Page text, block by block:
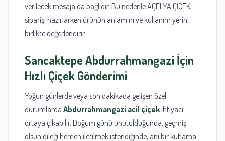
verilecek mesaja da bağlıdır. Bu nedenle AÇELYA ÇİÇEK,
siparişi hazırlarken ürünün anlamını ve kullanım yerini
birlikte değerlendirir.
Sancaktepe Abdurrahmangazi İçin
Hızlı Çiçek Gönderimi
Yoğun günlerde veya son dakikada gelişen özel
durumlarda Abdurrahmangazi acil çiçek ihtiyacı
ortaya çıkabilir. Doğum günü unutulduğunda, geçmiş
olsun dileği hemen iletilmek istendiğinde, ani bir kutlama